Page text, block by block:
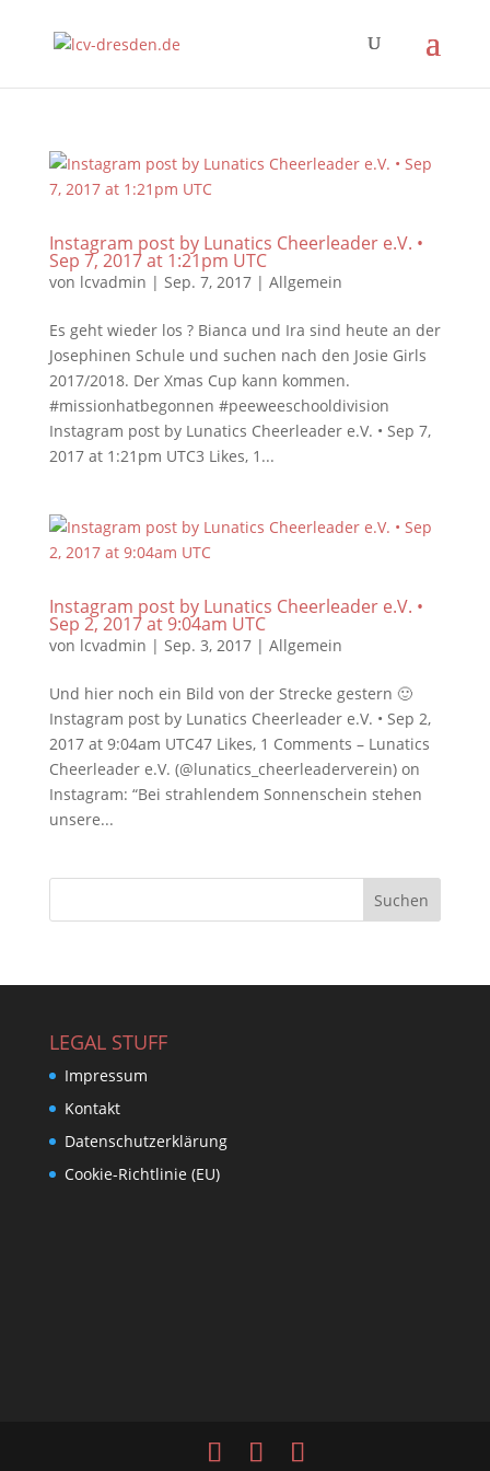
Instagram post by Lunatics Cheerleader e.V. •
Sep 7, 2017 at 1:21pm UTC
von lcvadmin | Sep. 7, 2017| Allgemein
Es geht wieder los ? Bianca und Ira sind heute an der
Josephinen Schule und suchen nach den Josie Girls
2017/2018. Der Xmas Cup kann kommen.
#missionhatbegonnen #peeweeschooldivision
Instagram post by Lunatics Cheerleader e.V. • Sep 7,
2017 at 1:21pm UTC3 Likes, 1...
Instagram post by Lunatics Cheerleader e.V. •
Sep 2, 2017 at 9:04am UTC
von lcvadmin | Sep. 3, 2017| Allgemein
Und hier noch ein Bild von der Strecke gestern 🙂
Instagram post by Lunatics Cheerleader e.V. • Sep 2,
2017 at 9:04am UTC47 Likes, 1 Comments – Lunatics
Cheerleader e.V. (@lunatics_cheerleaderverein) on
Instagram: “Bei strahlendem Sonnenschein stehen
unsere...
LEGAL STUFF
Impressum
Kontakt
Datenschutzerklärung
Cookie-Richtlinie (EU)